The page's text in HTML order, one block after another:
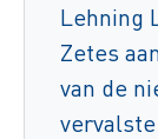
Lehning
Zetes
van de